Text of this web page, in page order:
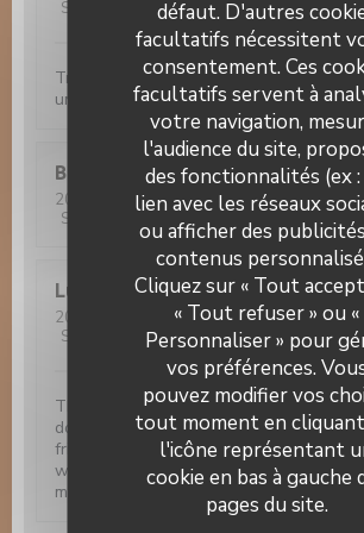
défaut. D'autres
facultatifs nécessitent
consentement. Ces
facultatifs servent à
votre navigation,
l'audience du site,
des fonctionnalités (ex :
lien avec les réseaux
ou afficher des
contenus
Cliquez sur « Tout
« Tout refuser » ou «
Personnaliser » pour
vos préférences.
pouvez modifier vos
tout moment en
l'icône représentant
cookie en bas à gauche
pages du site.
Service
Ambiance :4/5 Cuisine:4/5
Très bon accueil. Bonnes nourriture.
un bon moment
Bruno
2022-11-29- 20:00 - Couverts 3
Service
Ambiance /5 Cuisine : /5
Luis
2022-11-28
- 21:45 - Couverts 1
Service
Ambiance: 1/5 Cuisine: 1 /5
The photos are misleading. The food is
does not worth the visit. Although the
friendly, I've asked half a bottle and I'm
wine was not what I've asked but could
much from this place.
Le 14 Juillet